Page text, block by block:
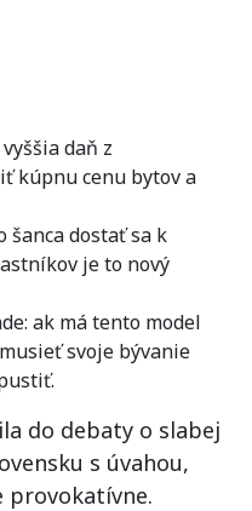
daň z
kúpnu cenu bytov a
šanca dostať sa k
je to nový
ak má tento model
svoje bývanie
do debaty o slabej
s úvahou,
provokatívne.